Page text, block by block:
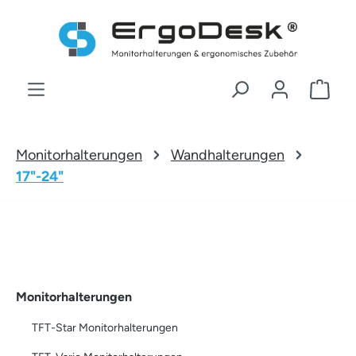
Zum Hauptinhalt springen
Monitorhalterungen
Wandhalterungen
17"-24"
Monitorhalterungen
TFT-Star Monitorhalterungen